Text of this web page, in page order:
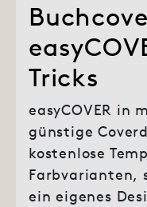
Tricks
easyCOVER in
günstige
kostenlose
Farbvarianten,
ein eigenes